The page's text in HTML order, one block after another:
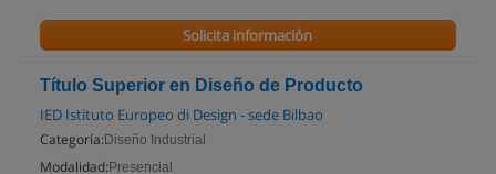
Solicita información
Título Superior en Diseño de Producto
IED Istituto Europeo di Design - sede Bilbao
Categoría: Diseño Industrial
Modalidad: Presencial